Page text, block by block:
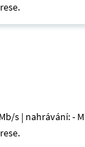
s | nahrávání: -